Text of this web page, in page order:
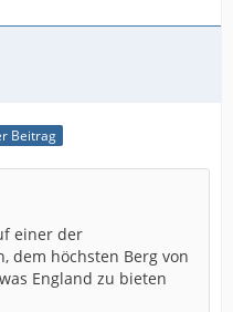
Beitrag
einer der
dem höchsten Berg von
England zu bieten